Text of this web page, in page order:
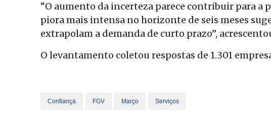
“O aumento da incerteza parece contribuir para a
piora mais intensa no horizonte de seis meses
extrapolam a demanda de curto prazo”,
O levantamento coletou respostas de 1.301
Confiança FGV Março Serviços